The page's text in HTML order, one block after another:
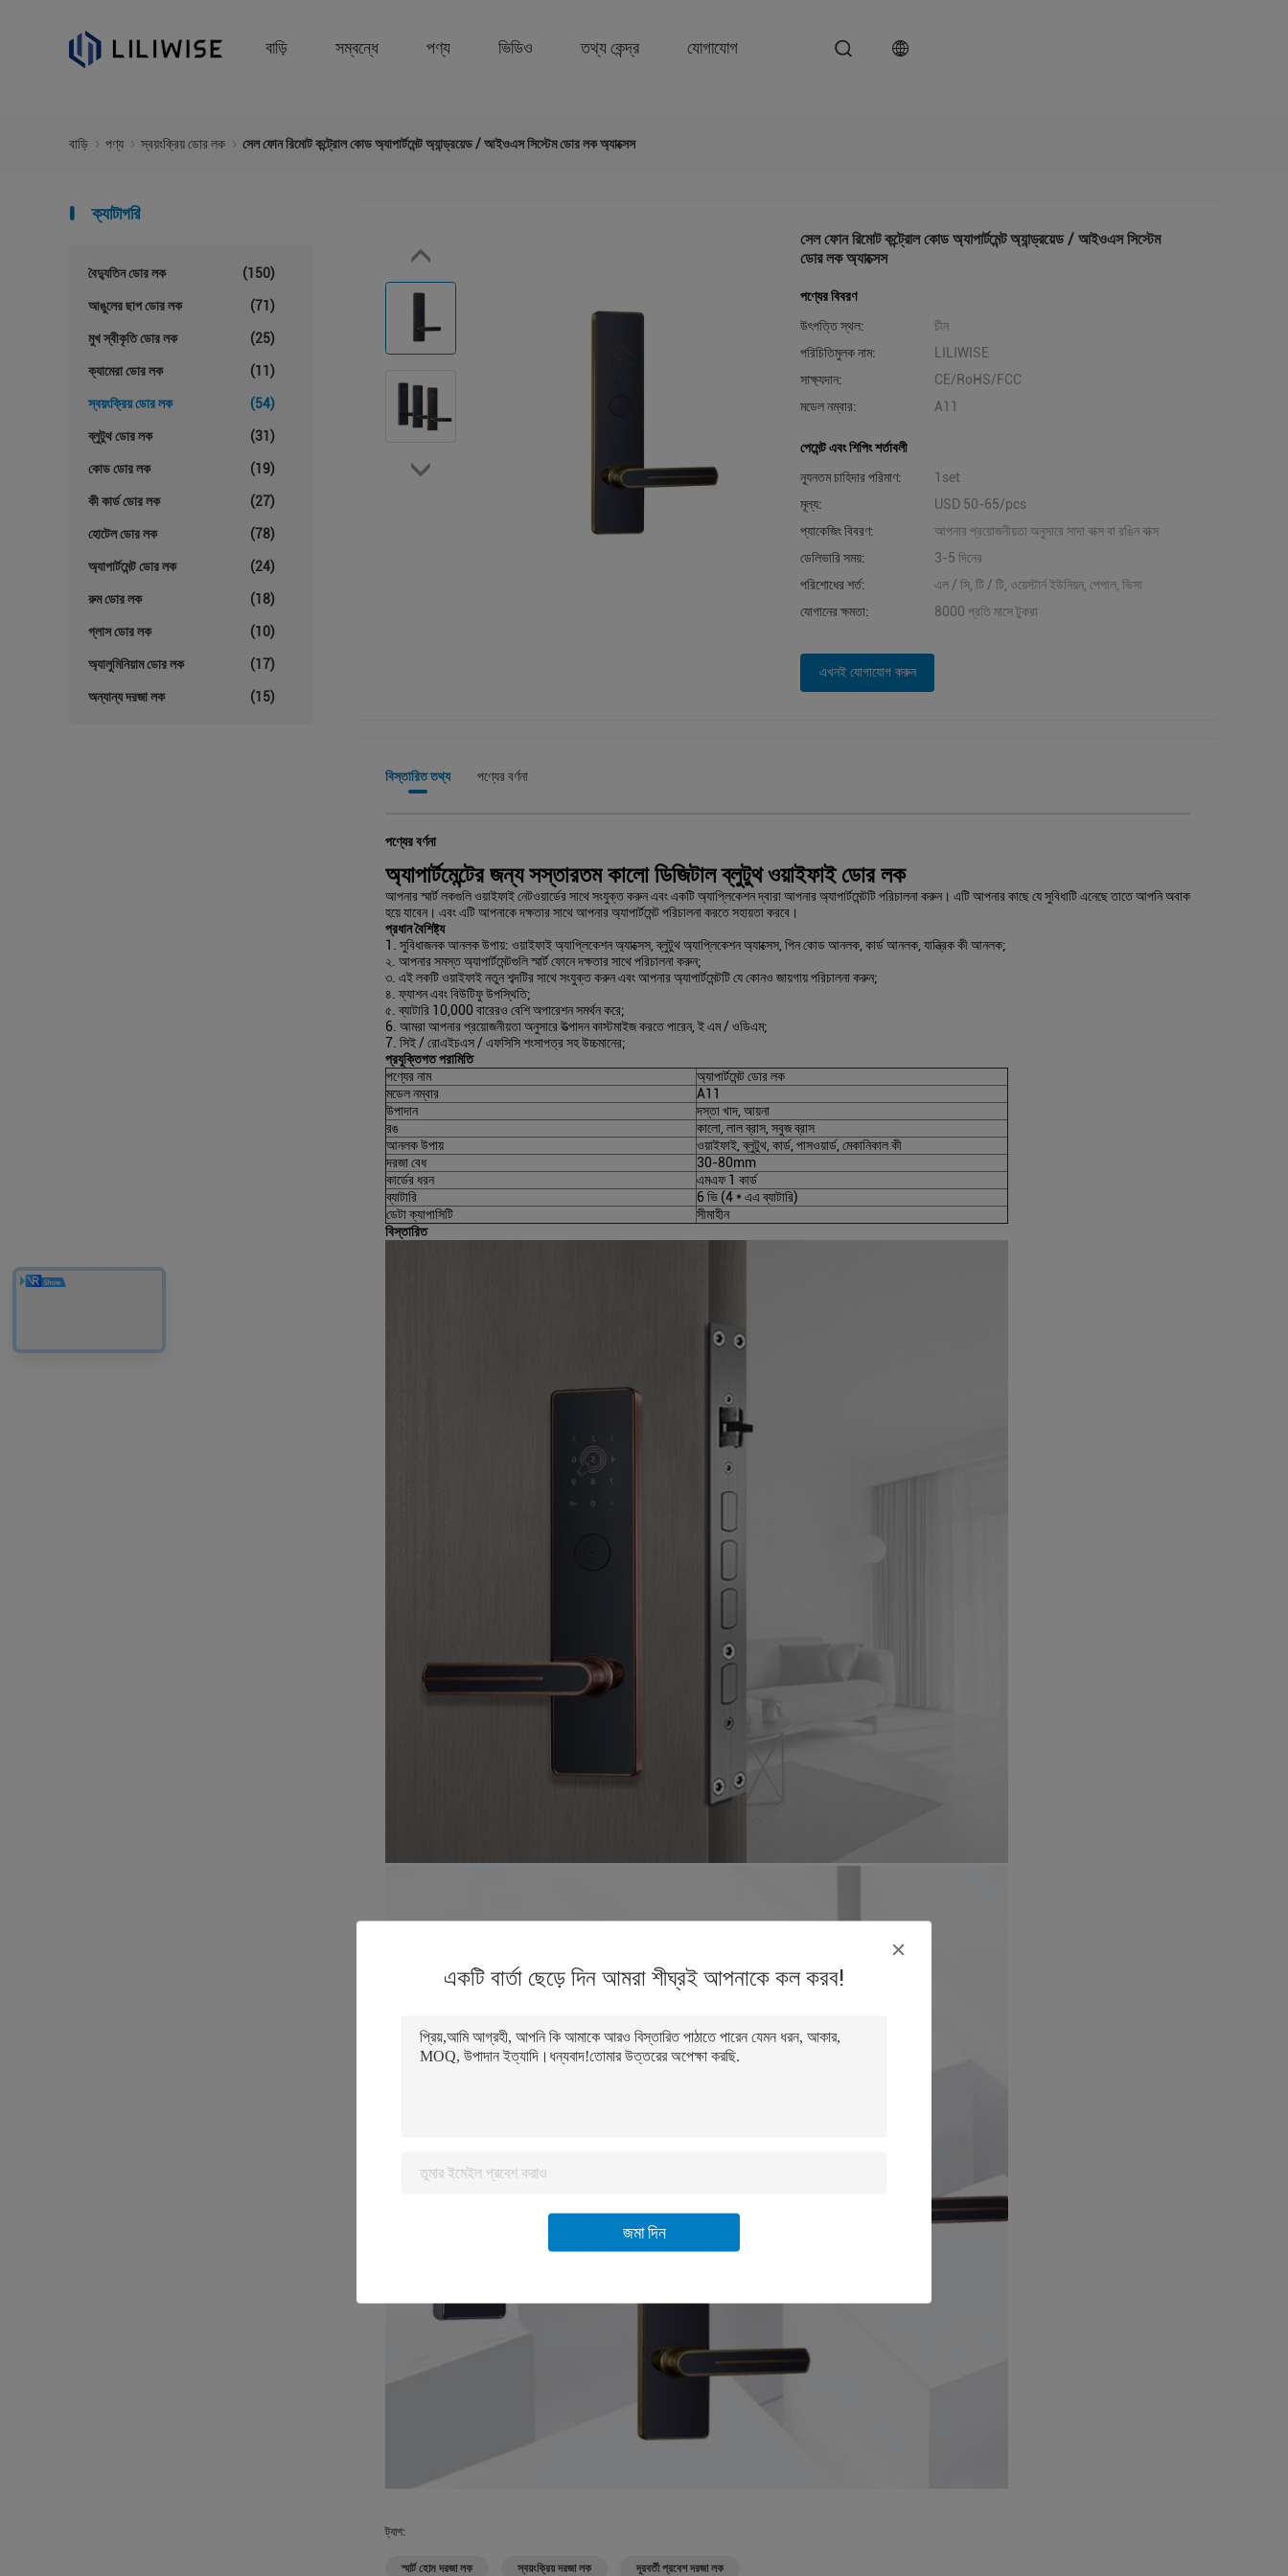
বাড়ি সম্বন্ধে পণ্য ভিডিও তথ্য কেন্দ্র যোগাযোগ
বাড়ি পণ্য স্বয়ংক্রিয় ডোর লক সেল ফোন রিমোট কন্ট্রোল কোড অ্যাপার্টমেন্ট অ্যান্ড্রয়েড / আইওএস সিস্টেম ডোর লক অ্যাক্সেস
ক্যাটাগরি
বৈদ্যুতিন ডোর লক (150)
আঙুলের ছাপ ডোর লক (71)
মুখ স্বীকৃতি ডোর লক (25)
ক্যামেরা ডোর লক (11)
স্বয়ংক্রিয় ডোর লক (54)
ব্লুটুথ ডোর লক (31)
কোড ডোর লক (19)
কী কার্ড ডোর লক (27)
হোটেল ডোর লক (78)
অ্যাপার্টমেন্ট ডোর লক (24)
রুম ডোর লক (18)
গ্লাস ডোর লক (10)
অ্যালুমিনিয়াম ডোর লক (17)
অন্যান্য দরজা লক (15)
সেল ফোন রিমোট কন্ট্রোল কোড অ্যাপার্টমেন্ট অ্যান্ড্রয়েড / আইওএস সিস্টেম
ডোর লক অ্যাক্সেস
পণ্যের বিবরণ
উৎপত্তি স্থল:
চীন
পরিচিতিমুলক নাম:
LILIWISE
সাক্ষ্যদান:
CE/RoHS/FCC
মডেল নম্বার:
A11
পেমেন্ট এবং শিপিং শর্তাবলী
ন্যূনতম চাহিদার পরিমাণ:
1set
মূল্য:
USD 50-65/pcs
প্যাকেজিং বিবরণ:
আপনার প্রয়োজনীয়তা অনুসারে সাদা বাক্স বা রঙিন বাক্স
ডেলিভারি সময়:
3-5 দিনের
পরিশোধের শর্ত:
এল / সি, টি / টি, ওয়েস্টার্ন ইউনিয়ন, পেপাল, ভিসা
যোগানের ক্ষমতা:
8000 প্রতি মাসে টুকরা
এখনই যোগাযোগ করুন
বিস্তারিত তথ্য পণ্যের বর্ণনা
পণ্যের বর্ণনা
অ্যাপার্টমেন্টের জন্য সস্তারতম কালো ডিজিটাল ব্লুটুথ ওয়াইফাই ডোর লক
আপনার স্মার্ট লকগুলি ওয়াইফাই নেটওয়ার্ডের সাথে সংযুক্ত করুন এবং একটি অ্যাপ্লিকেশন দ্বারা আপনার অ্যাপার্টমেন্টটি পরিচালনা করুন। এটি আপনার কাছে যে সুবিধাটি এনেছে তাতে আপনি অবাক
হয়ে যাবেন। এবং এটি আপনাকে দক্ষতার সাথে আপনার অ্যাপার্টমেন্ট পরিচালনা করতে সহায়তা করবে।
প্রধান বৈশিষ্ট্য
1. সুবিধাজনক আনলক উপায়: ওয়াইফাই অ্যাপ্লিকেশন অ্যাক্সেস, ব্লুটুথ অ্যাপ্লিকেশন অ্যাক্সেস, পিন কোড আনলক, কার্ড আনলক, যান্ত্রিক কী আনলক;
২. আপনার সমস্ত অ্যাপার্টমেন্টগুলি স্মার্ট ফোনে দক্ষতার সাথে পরিচালনা করুন;
৩. এই লকটি ওয়াইফাই নতুন শব্দটির সাথে সংযুক্ত করুন এবং আপনার অ্যাপার্টমেন্টটি যে কোনও জায়গায় পরিচালনা করুন;
৪. ফ্যাশন এবং বিউটিফু উপস্থিতি;
৫. ব্যাটারি 10,000 বারেরও বেশি অপারেশন সমর্থন করে;
6. আমরা আপনার প্রয়োজনীয়তা অনুসারে উত্পাদন কাস্টমাইজ করতে পারেন, ই এম / ওডিএম;
7. সিই / রোএইচএস / এফসিসি শংসাপত্র সহ উচ্চমানের;
প্রযুক্তিগত পরামিতি
পণ্যের নাম
অ্যাপার্টমেন্ট ডোর লক
মডেল নম্বার
A11
উপাদান
দস্তা খাদ, আয়না
রঙ
কালো, লাল ব্রাস, সবুজ ব্রাস
আনলক উপায়
ওয়াইফাই, ব্লুটুথ, কার্ড, পাসওয়ার্ড, মেকানিকাল কী
দরজা বেধ
30-80mm
কার্ডের ধরন
এমএফ 1 কার্ড
ব্যাটারি
6 ভি (4 * এএ ব্যাটারি)
ডেটা ক্যাপাসিটি
সীমাহীন
বিস্তারিত
ট্যাগ:
স্মার্ট হোম দরজা লক স্বয়ংক্রিয় দরজা লক দূরবর্তী প্রবেশ দরজা লক
একটি বার্তা ছেড়ে দিন আমরা শীঘ্রই আপনাকে কল করব!
জমা দিন